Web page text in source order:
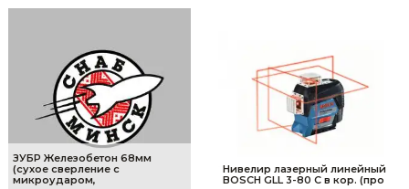
ЗУБР Железобетон 68мм
(сухое сверление с
микроударом,
Нивелир лазерный линейный
BOSCH GLL 3-80 C в кор. (про